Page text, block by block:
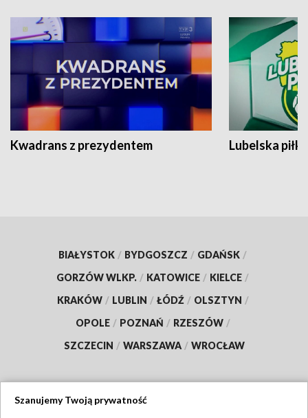
Kwadrans z prezydentem Lubelska piłka
BIAŁYSTOK / BYDGOSZCZ / GDAŃSK /
GORZÓW WLKP. / KATOWICE / KIELCE /
KRAKÓW / LUBLIN / ŁÓDŹ / OLSZTYN /
OPOLE / POZNAŃ / RZESZÓW /
SZCZECIN / WARSZAWA / WROCŁAW
Szanujemy Twoją prywatność